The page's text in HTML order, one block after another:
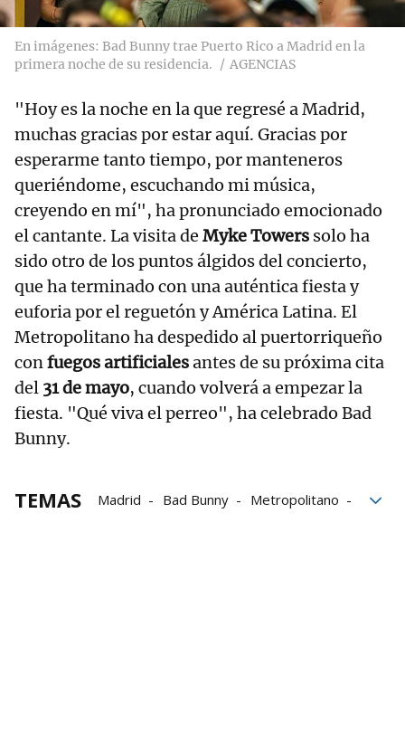
En imágenes: Bad Bunny trae Puerto Rico a Madrid en la
primera noche de su residencia.
AGENCIAS
"Hoy es la noche en la que regresé a Madrid,
muchas gracias por estar aquí. Gracias por
esperarme tanto tiempo, por manteneros
queriéndome, escuchando mi música,
creyendo en mí", ha pronunciado emocionado
el cantante. La visita de Myke Towers solo ha
sido otro de los puntos álgidos del concierto,
que ha terminado con una auténtica fiesta y
euforia por el reguetón y América Latina. El
Metropolitano ha despedido al puertorriqueño
confuegos artificialesantes de su próxima cita
del 31 de mayo, cuando volverá a empezar la
fiesta. "Qué viva el perreo", ha celebrado Bad
Bunny.
TEMAS Madrid Bad Bunny
Metropolitano